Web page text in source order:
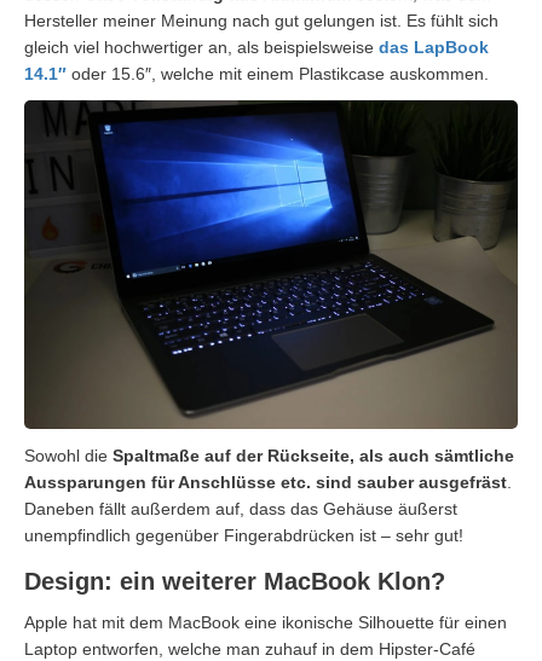
Hersteller meiner Meinung nach gut gelungen ist. Es fühlt sich
gleich viel hochwertiger an, als beispielsweise das LapBook
14.1″ oder 15.6″, welche mit einem Plastikcase auskommen.
Sowohl die Spaltmaße auf der Rückseite, als auch sämtliche
Aussparungen für Anschlüsse etc. sind sauber ausgefräst.
Daneben fällt außerdem auf, dass das Gehäuse äußerst
unempfindlich gegenüber Fingerabdrücken ist – sehr gut!
Design: ein weiterer MacBook Klon?
Apple hat mit dem MacBook eine ikonische Silhouette für einen
Laptop entworfen, welche man zuhauf in dem Hipster-Café